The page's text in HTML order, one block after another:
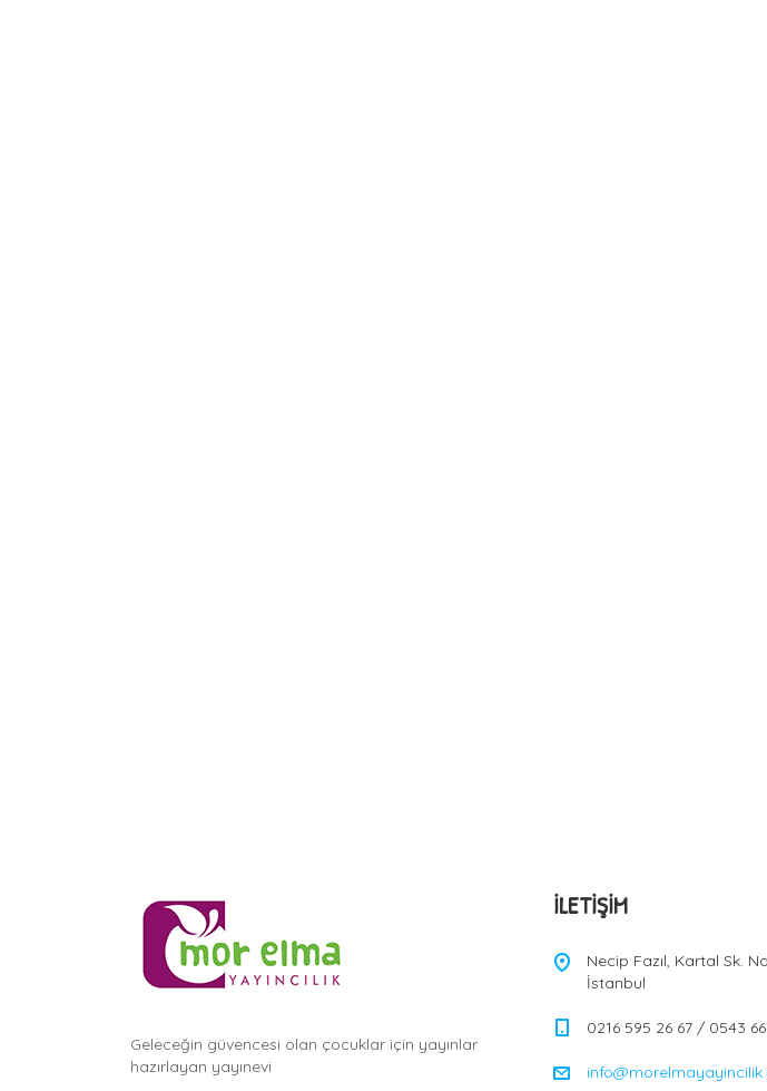
Geleceğin güvencesi olan çocuklar için yayınlar
hazırlayan yayınevi
İLETIŞIM
Necip Fazıl, Kartal Sk.
İstanbul
0216 595 26 67 / 0543